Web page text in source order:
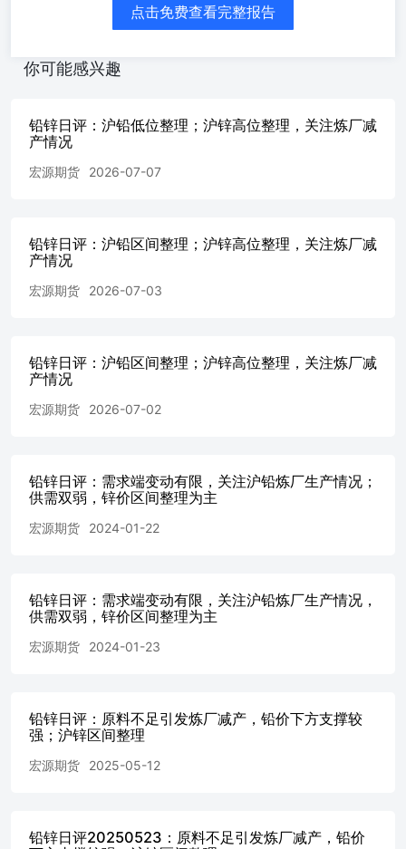
点击免费查看完整报告
你可能感兴趣
铅锌日评：沪铅低位整理；沪锌高位整理，关注炼厂减
产情况
宏源期货 2026-07-07
铅锌日评：沪铅区间整理；沪锌高位整理，关注炼厂减
产情况
宏源期货 2026-07-03
铅锌日评：沪铅区间整理；沪锌高位整理，关注炼厂减
产情况
宏源期货 2026-07-02
铅锌日评：需求端变动有限，关注沪铅炼厂生产情况；
供需双弱，锌价区间整理为主
宏源期货 2024-01-22
铅锌日评：需求端变动有限，关注沪铅炼厂生产情况，
供需双弱，锌价区间整理为主
宏源期货 2024-01-23
铅锌日评：原料不足引发炼厂减产，铅价下方支撑较
强；沪锌区间整理
宏源期货 2025-05-12
铅锌日评20250523：原料不足引发炼厂减产，铅价